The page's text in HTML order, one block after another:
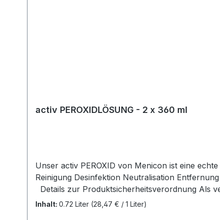
activ PEROXIDLÖSUNG - 2 x 360 ml
Unser activ PEROXID von Menicon ist eine
Reinigung Desinfektion Neutralisation Entfernung von Proteinen Aufbewahrung aller
Details zur Produktsicherheitsverordnung Als verantwortungsbewusstes Unternehmen legen wir großen Wert auf Transparenz und die Einhaltung
gesetzlicher Vorgaben. Im Rahmen der EU-
Inhalt: 0.72 Liter (28,47 € / 1 Liter)